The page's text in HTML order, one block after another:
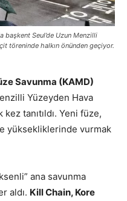
başkent Seul’de Uzun Menzilli
töreninde halkın önünden geçiyor.
Savunma (KAMD)
Yüzeyden Hava
tanıtıldı. Yeni füze,
yüksekliklerinde vurmak
ana savunma
aldı. Kill Chain, Kore